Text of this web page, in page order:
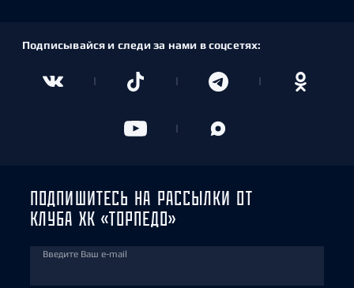
Подписывайся и следи за нами в соцсетях:
ПОДПИШИТЕСЬ НА РАССЫЛКИ ОТ
КЛУБА ХК «ТОРПЕДО»
Введите Ваш e-mail